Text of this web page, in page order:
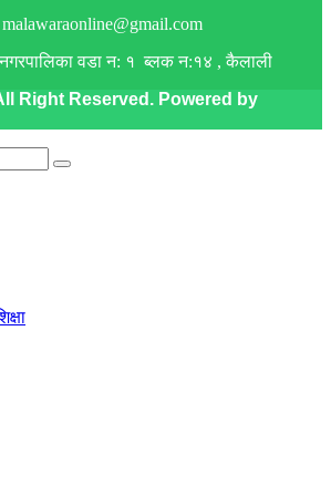
वडा न: १ ब्लक न:१४ , कैलाली
Right Reserved. Powered by